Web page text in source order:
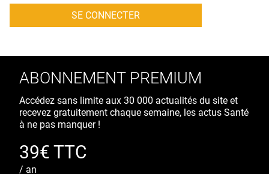
CRÉDITS
ABONNEMENT PREMIUM
Accédez sans limite aux 30 000 actualités du site et
recevez gratuitement chaque semaine, les actus Santé
à ne pas manquer !
39€ TTC
/ an